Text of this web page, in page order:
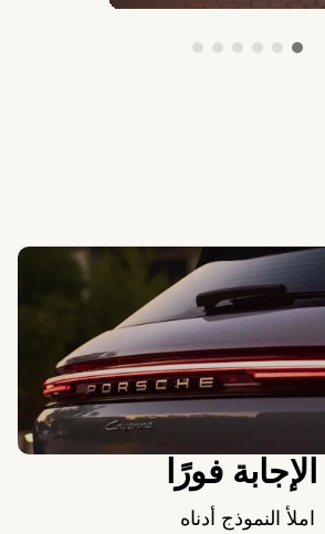
فورًا
املأ النموذج أدناه